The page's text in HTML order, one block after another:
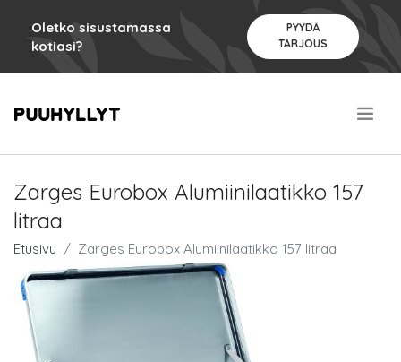
Oletko sisustamassa
kotiasi?
PYYDÄ
TARJOUS
Zarges Eurobox Alumiinilaatikko 157
litraa
Etusivu Zarges Eurobox Alumiinilaatikko 157 litraa